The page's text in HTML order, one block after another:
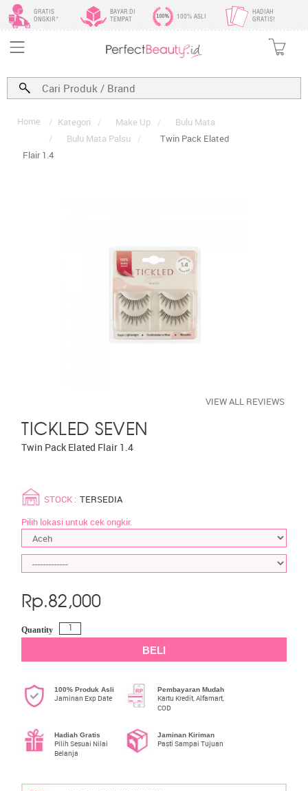
GRATIS
ONGKIR*
BAYAR DI
TEMPAT
100% ASLI
HADIAH
GRATIS!
Home / Kategori / Make Up /
Bulu Mata
/
Bulu Mata Palsu /
Twin Pack Elated
Flair 1.4
TICKLED SEVEN
Twin Pack Elated Flair 1.4
VIEW ALL REVIEWS
STOCK : TERSEDIA
Pilih lokasi untuk cek ongkir.
Rp.82,000
Quantity
BELI
100% Produk Asli
Jaminan Exp Date
Pembayaran Mudah
Kartu Kredit, Alfamart,
COD
Hadiah Gratis
Pilih Sesuai Nilai
Belanja
Jaminan Kiriman
Pasti Sampai Tujuan